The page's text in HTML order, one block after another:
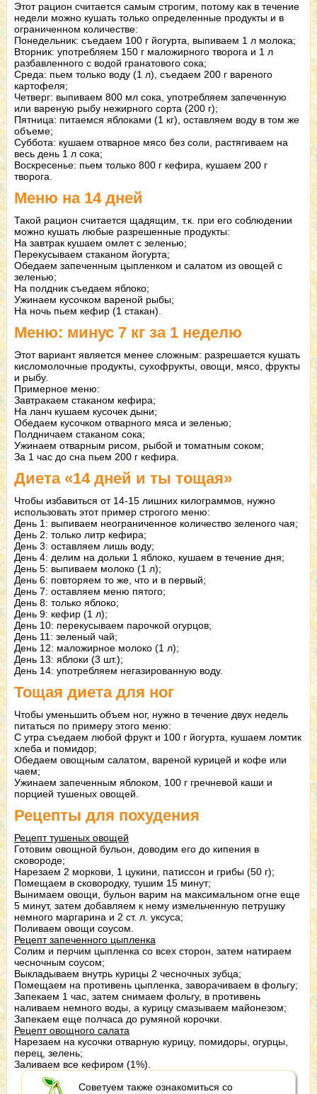
Этот рацион считается самым строгим, потому как в течение
недели можно кушать только определенные продукты и в
ограниченном количестве:
Понедельник: съедаем 100 г йогурта, выпиваем 1 л молока;
Вторник: употребляем 150 г маложирного творога и 1 л
разбавленного с водой гранатового сока;
Среда: пьем только воду (1 л), съедаем 200 г вареного
картофеля;
Четверг: выпиваем 800 мл сока, употребляем запеченную
или вареную рыбу нежирного сорта (200 г);
Пятница: питаемся яблоками (1 кг), оставляем воду в том же
объеме;
Суббота: кушаем отварное мясо без соли, растягиваем на
весь день 1 л сока;
Воскресенье: пьем только 800 г кефира, кушаем 200 г
творога.
Меню на 14 дней
Такой рацион считается щадящим, т.к. при его соблюдении
можно кушать любые разрешенные продукты:
На завтрак кушаем омлет с зеленью;
Перекусываем стаканом йогурта;
Обедаем запеченным цыпленком и салатом из овощей с
зеленью;
На полдник съедаем яблоко;
Ужинаем кусочком вареной рыбы;
На ночь пьем кефир (1 стакан).
Меню: минус 7 кг за 1 неделю
Этот вариант является менее сложным: разрешается кушать
кисломолочные продукты, сухофрукты, овощи, мясо, фрукты
и рыбу.
Примерное меню:
Завтракаем стаканом кефира;
На ланч кушаем кусочек дыни;
Обедаем кусочком отварного мяса и зеленью;
Полдничаем стаканом сока;
Ужинаем отварным рисом, рыбой и томатным соком;
За 1 час до сна пьем 200 г кефира.
Диета «14 дней и ты тощая»
Чтобы избавиться от 14-15 лишних килограммов, нужно
использовать этот пример строгого меню:
День 1: выпиваем неограниченное количество зеленого чая;
День 2: только литр кефира;
День 3: оставляем лишь воду;
День 4: делим на дольки 1 яблоко, кушаем в течение дня;
День 5: выпиваем молоко (1 л);
День 6: повторяем то же, что и в первый;
День 7: оставляем меню пятого;
День 8: только яблоко;
День 9: кефир (1 л);
День 10: перекусываем парочкой огурцов;
День 11: зеленый чай;
День 12: маложирное молоко (1 л);
День 13: яблоки (3 шт.);
День 14: употребляем негазированную воду.
Тощая диета для ног
Чтобы уменьшить объем ног, нужно в течение двух недель
питаться по примеру этого меню:
С утра съедаем любой фрукт и 100 г йогурта, кушаем ломтик
хлеба и помидор;
Обедаем овощным салатом, вареной курицей и кофе или
чаем;
Ужинаем запеченным яблоком, 100 г гречневой каши и
порцией тушеных овощей.
Рецепты для похудения
Рецепт тушеных овощей
Готовим овощной бульон, доводим его до кипения в
сковороде;
Нарезаем 2 моркови, 1 цукини, патиссон и грибы (50 г);
Помещаем в сковородку, тушим 15 минут;
Вынимаем овощи, бульон варим на максимальном огне еще
5 минут, затем добавляем к нему измельченную петрушку
немного маргарина и 2 ст. л. уксуса;
Поливаем овощи соусом.
Рецепт запеченного цыпленка
Солим и перчим цыпленка со всех сторон, затем натираем
чесночным соусом;
Выкладываем внутрь курицы 2 чесночных зубца;
Помещаем на противень цыпленка, заворачиваем в фольгу;
Запекаем 1 час, затем снимаем фольгу, в противень
наливаем немного воды, а курицу смазываем майонезом;
Запекаем еще полчаса до румяной корочки.
Рецепт овощного салата
Нарезаем на кусочки отварную курицу, помидоры, огурцы,
перец, зелень;
Заливаем все кефиром (1%).
Советуем также ознакомиться со